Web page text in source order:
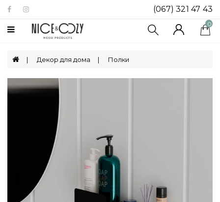
(067) 321 47 43
Категории
Посуда
Декор
0
Декор для дома Полки